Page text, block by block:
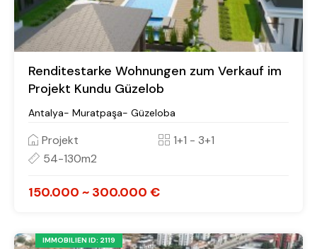
Renditestarke Wohnungen zum Verkauf im
Projekt Kundu Güzelob
Antalya- Muratpaşa- Güzeloba
Projekt
1+1 - 3+1
54-130m2
150.000 ~ 300.000 €
IMMOBILIEN ID: 2119